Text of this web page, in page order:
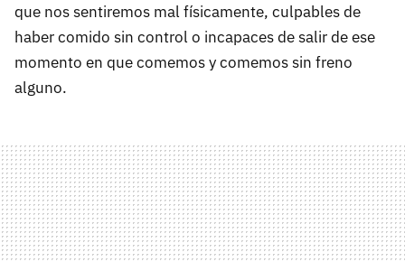
que nos sentiremos mal físicamente, culpables de
haber comido sin control o incapaces de salir de ese
momento en que comemos y comemos sin freno
alguno.